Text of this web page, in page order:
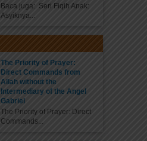
Baca juga: Seri Fiqih Anak:
Asyiknya...
The Priority of Prayer:
Direct Commands from
Allah without the
Intermediary of the Angel
Gabriel
The Priority of Prayer: Direct
Commands...